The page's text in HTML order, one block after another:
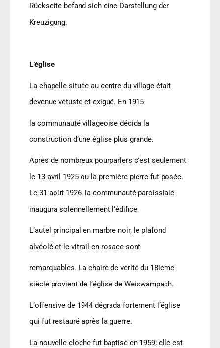
Rückseite befand sich eine Darstellung der
Kreuzigung.
L’église
La chapelle située au centre du village était
devenue vétuste et exiguë. En 1915
la communauté villageoise décida la
construction d’une église plus grande.
Après de nombreux pourparlers c’est seulement
le 13 avril 1925 ou la première pierre fut posée.
Le 31 août 1926, la communauté paroissiale
inaugura solennellement l’édifice.
L’autel principal en marbre noir, le plafond
alvéolé et le vitrail en rosace sont
remarquables. La chaire de vérité du 18ieme
siècle provient de l’église de Weiswampach.
L’offensive de 1944 dégrada fortement l’église
qui fut restauré après la guerre.
La nouvelle cloche fut baptisé en 1959; elle est